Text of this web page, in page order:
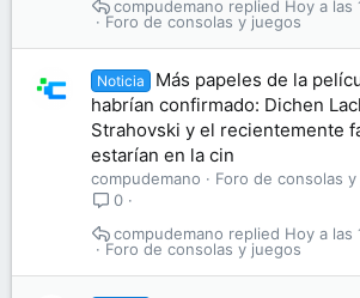
Foro de consolas y juegos
Hoy a las
compudemano
Noticia
Más papeles de la
habrían confirmado: Dichen
Strahovski y el recientemente
estarían en la cin
compudemano
Foro de consolas
0
Foro de consolas y juegos
Hoy a las
compudemano